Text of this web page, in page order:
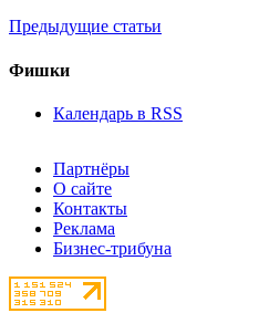
Предыдущие статьи
Фишки
Календарь в RSS
Партнёры
О сайте
Контакты
Реклама
Бизнес-трибуна